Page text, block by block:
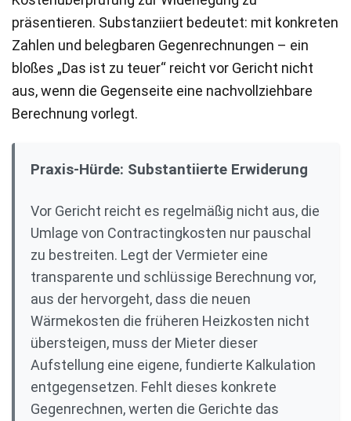
präsentieren. Substanziiert bedeutet: mit konkreten
Zahlen und belegbaren Gegenrechnungen – ein
bloßes „Das ist zu teuer“ reicht vor Gericht nicht
aus, wenn die Gegenseite eine nachvollziehbare
Berechnung vorlegt.
Praxis-Hürde: Substantiierte Erwiderung
Vor Gericht reicht es regelmäßig nicht aus, die
Umlage von Contractingkosten nur pauschal
zu bestreiten. Legt der Vermieter eine
transparente und schlüssige Berechnung vor,
aus der hervorgeht, dass die neuen
Wärmekosten die früheren Heizkosten nicht
übersteigen, muss der Mieter dieser
Aufstellung eine eigene, fundierte Kalkulation
entgegensetzen. Fehlt dieses konkrete
Gegenrechnen, werten die Gerichte das